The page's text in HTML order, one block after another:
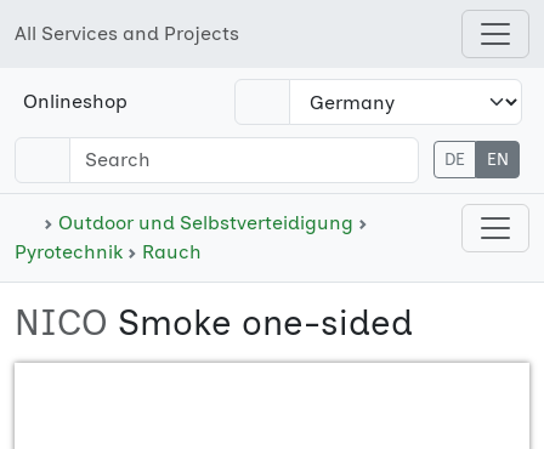
All Services and Projects
Open shops menu
Onlineshop
DE EN
Outdoor und Selbstverteidigung
Pyrotechnik
Rauch
Open
NICO Smoke one-sided